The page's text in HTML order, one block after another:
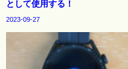
として使用する！
2023-09-27